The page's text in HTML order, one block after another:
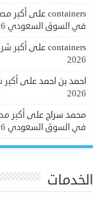
containers على
في السوق السعودي 2026
containers علىأكبر
2026
احمد بن احمد على
2026
محمد سراج على
في السوق السعودي 2026
الخدمات